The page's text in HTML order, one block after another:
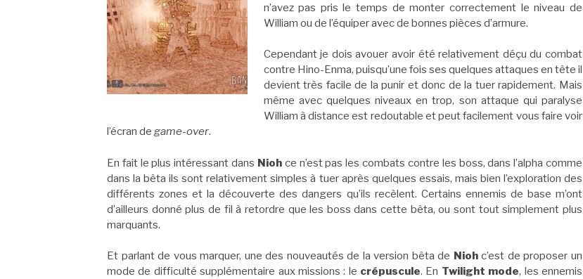
n’avez pas pris le temps de monter correctement le niveau de
William ou de l’équiper avec de bonnes pièces d’armure.
Cependant je dois avouer avoir été relativement déçu du combat
contre Hino-Enma, puisqu’une fois ses quelques attaques en tête il
devient très facile de la punir et donc de la tuer rapidement. Mais
même avec quelques niveaux en trop, son attaque qui paralyse
William à distance est redoutable et peut facilement vous faire voir
l’écran de game-over.
En fait le plus intéressant dans Niohce n’est pas les combats contre les boss, dans l’alpha comme
dans la bêta ils sont relativement simples à tuer après quelques essais, mais bien l’exploration des
différents zones et la découverte des dangers qu’ils recèlent. Certains ennemis de base m’ont
d’ailleurs donné plus de fil à retordre que les boss dans cette bêta, ou sont tout simplement plus
marquants.
Et parlant de vous marquer, une des nouveautés de la version bêta de Niohc’est de proposer un
mode de difficulté supplémentaire aux missions : le crépuscule. En Twilight mode, les ennemis